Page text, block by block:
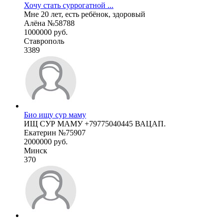
Хочу стать суррогатной ...
Мне 20 лет, есть ребёнок, здоровый
Алёна №58788
1000000 руб.
Ставрополь
3389
Био ищу сур маму
ИЩ СУР МАМУ +79775040445 ВАЦАП.
Екатерин №75907
2000000 руб.
Минск
370